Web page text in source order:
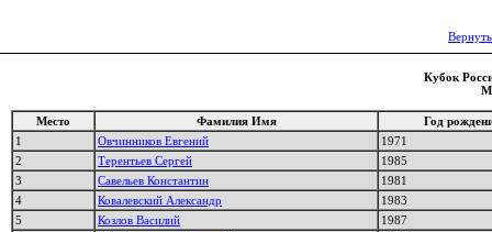
Кубок
Место Фамилия Имя
Год
1
Овчинников Евгений
1971
2
Терентьев Сергей
1985
3
Савельев Константин
1981
4
Ковалевский Александр
1983
5
Козлов Василий
1987